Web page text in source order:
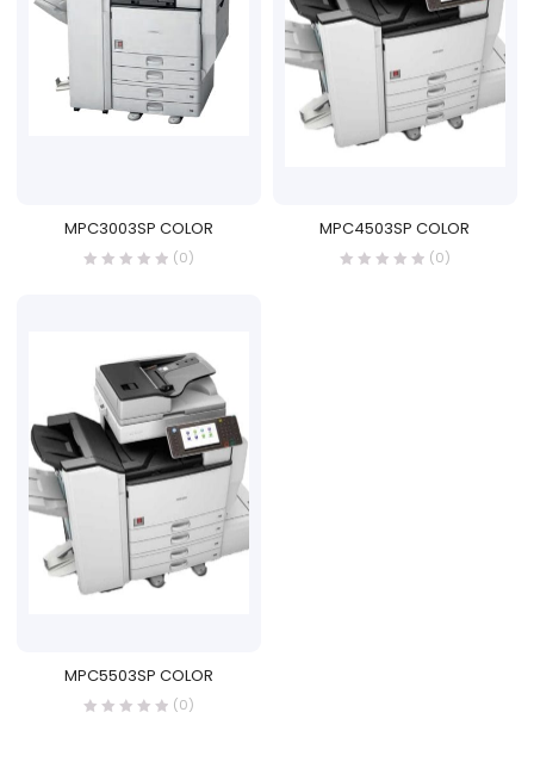
MPC3003SP COLOR
(0)
MPC4503SP COLOR
(0)
MPC5503SP COLOR
(0)